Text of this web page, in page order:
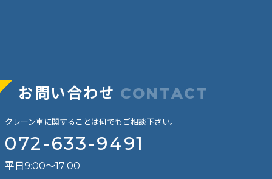
お問い合わせ CONTACT
クレーン車に関することは何でもご相談下さい。
072-633-9491
平日9:00～17:00